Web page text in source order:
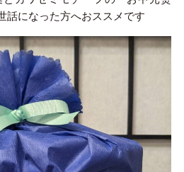
話になった方へおススメです